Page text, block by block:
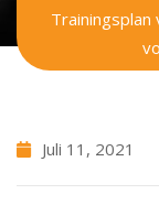
Trainingsplan
Juli 11, 2021